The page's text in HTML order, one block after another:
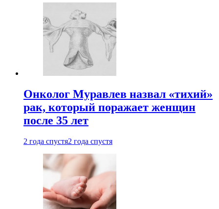
Онколог Муравлев назвал «тихий»
рак, который поражает женщин
после 35 лет
2 года спустя2 года спустя